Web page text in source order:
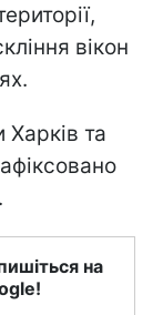
вікон
Харків та
на